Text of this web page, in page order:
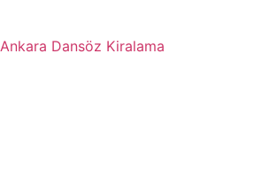
Ankara Dansöz Kiralama